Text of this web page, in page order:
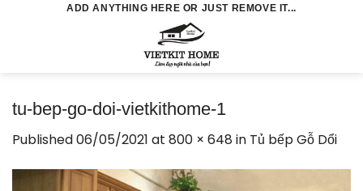
ADD ANYTHING HERE OR JUST REMOVE IT...
tu-bep-go-doi-vietkithome-1
Published06/05/2021 at 800 × 648 in Tủ bếp Gỗ Dổi